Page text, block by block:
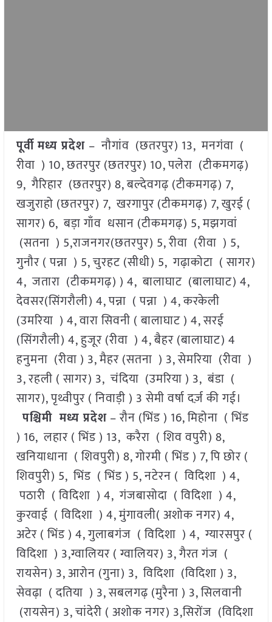
पूर्वी मध्य प्रदेश – नौगांव (छतरपुर) 13, मनगंवा (
रीवा ) 10, छतरपुर (छतरपुर) 10, पलेरा (टीकमगढ़)
9, गैरिहार (छतरपुर) 8, बल्देवगढ़ (टीकमगढ़) 7,
खजुराहो (छतरपुर) 7, खरगापुर (टीकमगढ़) 7, खुरई (
सागर) 6, बड़ा गाँव धसान (टीकमगढ़) 5, मझगवां
(सतना ) 5,राजनगर(छतरपुर) 5, रीवा (रीवा ) 5,
गुनौर ( पन्ना ) 5, चुरहट (सीधी) 5, गढ़ाकोटा ( सागर)
4, जतारा (टीकमगढ़) ) 4, बालाघाट (बालाघाट) 4,
देवसर(सिंगरौली) 4, पन्ना ( पन्ना ) 4, करकेली
(उमरिया ) 4, वारा सिवनी ( बालाघाट ) 4, सरई
(सिंगरौली) 4, हुजूर (रीवा ) 4, बैहर (बालाघाट) 4
हनुमना (रीवा ) 3, मैहर (सतना ) 3, सेमरिया (रीवा )
3, रहली ( सागर) 3, चंदिया (उमरिया ) 3, बंडा (
सागर), पृथ्वीपुर ( निवाड़ी ) 3 सेमी वर्षा दर्ज़ की गई।
पश्चिमी मध्य प्रदेश– रौन (भिंड ) 16, मिहोना ( भिंड
) 16, लहार ( भिंड ) 13, करैरा ( शिव वपुरी) 8,
खनियाधाना ( शिवपुरी) 8, गोरमी ( भिंड ) 7, पि छोर (
शिवपुरी) 5, भिंड ( भिंड ) 5, नटेरन ( विदिशा ) 4,
पठारी ( विदिशा ) 4, गंजबासोदा ( विदिशा ) 4,
कुरवाई ( विदिशा ) 4, मुंगावली( अशोक नगर) 4,
अटेर ( भिंड ) 4, गुलाबगंज ( विदिशा ) 4, ग्यारसपुर (
विदिशा ) 3,ग्वालियर ( ग्वालियर) 3, गैरत गंज (
रायसेन) 3, आरोन (गुना) 3, विदिशा (विदिशा ) 3,
सेवढ़ा ( दतिया ) 3, सबलगढ़ (मुरैना ) 3, सिलवानी
(रायसेन) 3, चांदेरी ( अशोक नगर) 3,सिरोंज (विदिशा